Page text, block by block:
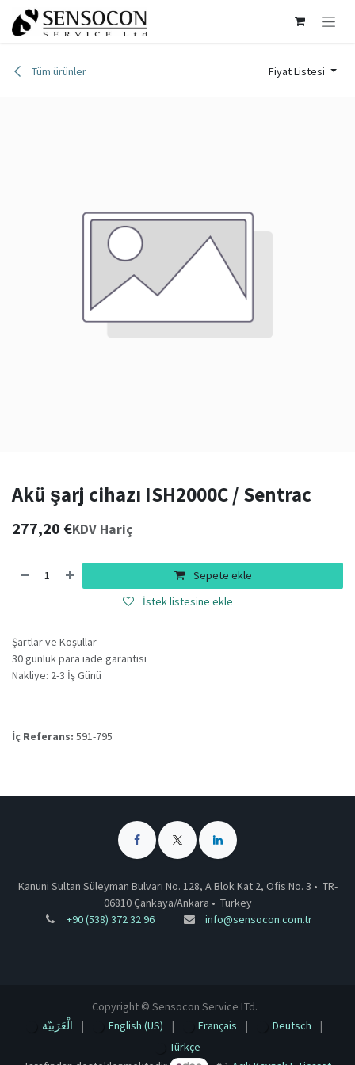
İçereği Atla
Tüm ürünler Fiyat Listesi
Akü şarj cihazı ISH2000C / Sentrac
277,20 €KDV Hariç
Sepete ekle
İstek listesine ekle
Şartlar ve Koşullar
30 günlük para iade garantisi
Nakliye: 2-3 İş Günü
İç Referans: 591-795
Kanuni Sultan Süleyman Bulvarı No. 128, A Blok Kat 2, Ofis No. 3 • TR-
06810 Çankaya/Ankara • Turkey
+90 (538) 372 32 96
info@sensocon.com.tr
Copyright © Sensocon Service LTd.
الْعَرَبيّة
| English (US) | Français | Deutsch
|
Türkçe